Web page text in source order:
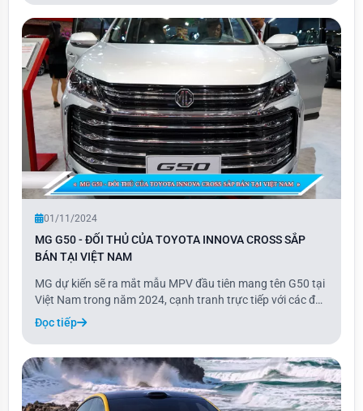
phiên bản khác, với quãng đường 203 k
01/11/2024
MG G50 - ĐỐI THỦ CỦA TOYOTA INNOVA CROSS SẮP
BÁN TẠI VIỆT NAM
MG dự kiến sẽ ra mắt mẫu MPV đầu tiên mang tên G50 tại
Việt Nam trong năm 2024, cạnh tranh trực tiếp với các đối
thủ như Toyota Innova và Hyundai Custin. Theo thông tin
từ VnExpress, nhà phân phối MG tại Việt Nam có kế hoạch
bán chính thức G50 trong giai
Đọc tiếp